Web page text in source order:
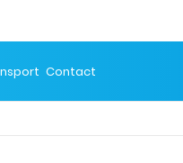
Contact